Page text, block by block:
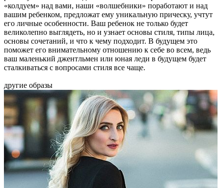
«колдуем» над вами, наши «волшебники» поработают и над
вашим ребенком, предложат ему уникальную прическу, учтут
его личные особенности. Ваш ребенок не только будет
великолепно выглядеть, но и узнает основы стиля, типы лица,
основы сочетаний, и что к чему подходит. В будущем это
поможет его внимательному отношению к себе во всем, ведь
ваш маленький джентльмен или юная леди в будущем будет
сталкиваться с вопросами стиля все чаще.
другие образы